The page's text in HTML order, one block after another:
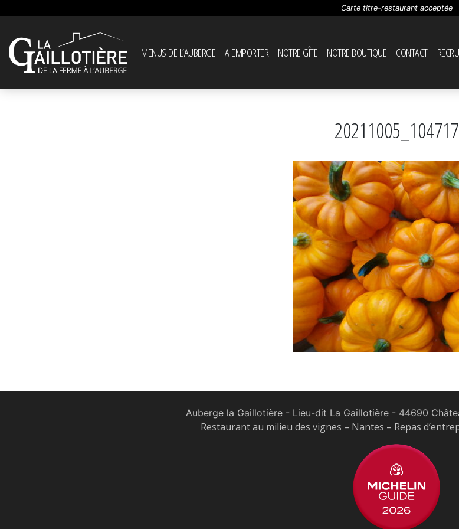
Carte titre-restaurant acceptée
MENUS DE L’AUBERGE A EMPORTER NOTRE GÎTE NOTRE BOUTIQUE CONTACT
20211005_104717
Auberge la Gaillotière - Lieu-dit La Gaillotière - 44690
Restaurant au milieu des vignes – Nantes – Repas